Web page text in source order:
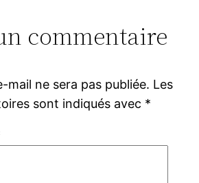
commentaire
mail ne sera pas publiée. Les
sont indiqués avec *